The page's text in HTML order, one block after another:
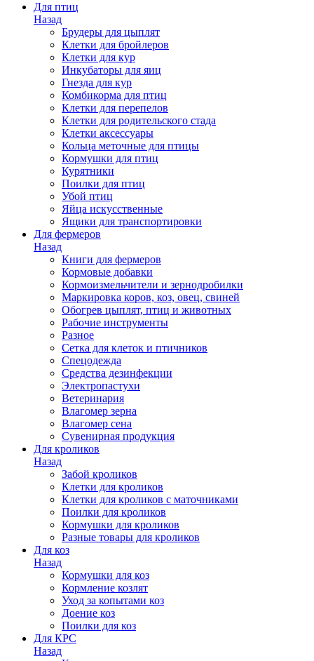
Для птиц
Назад
Брудеры для цыплят
Клетки для бройлеров
Клетки для кур
Инкубаторы для яиц
Гнезда для кур
Комбикорма для птиц
Клетки для перепелов
Клетки для родительского стада
Клетки аксессуары
Кольца меточные для птицы
Кормушки для птиц
Курятники
Поилки для птиц
Убой птиц
Яйца искусственные
Ящики для транспортировки
Для фермеров
Назад
Книги для фермеров
Кормовые добавки
Кормоизмельчители и зернодробилки
Маркировка коров, коз, овец, свиней
Обогрев цыплят, птиц и животных
Рабочие инструменты
Разное
Сетка для клеток и птичников
Спецодежда
Средства дезинфекции
Электропастухи
Ветеринария
Влагомер зерна
Влагомер сена
Сувенирная продукция
Для кроликов
Назад
Забой кроликов
Клетки для кроликов
Клетки для кроликов с маточниками
Поилки для кроликов
Кормушки для кроликов
Разные товары для кроликов
Для коз
Назад
Кормушки для коз
Кормление козлят
Уход за копытами коз
Доение коз
Поилки для коз
Для КРС
Назад